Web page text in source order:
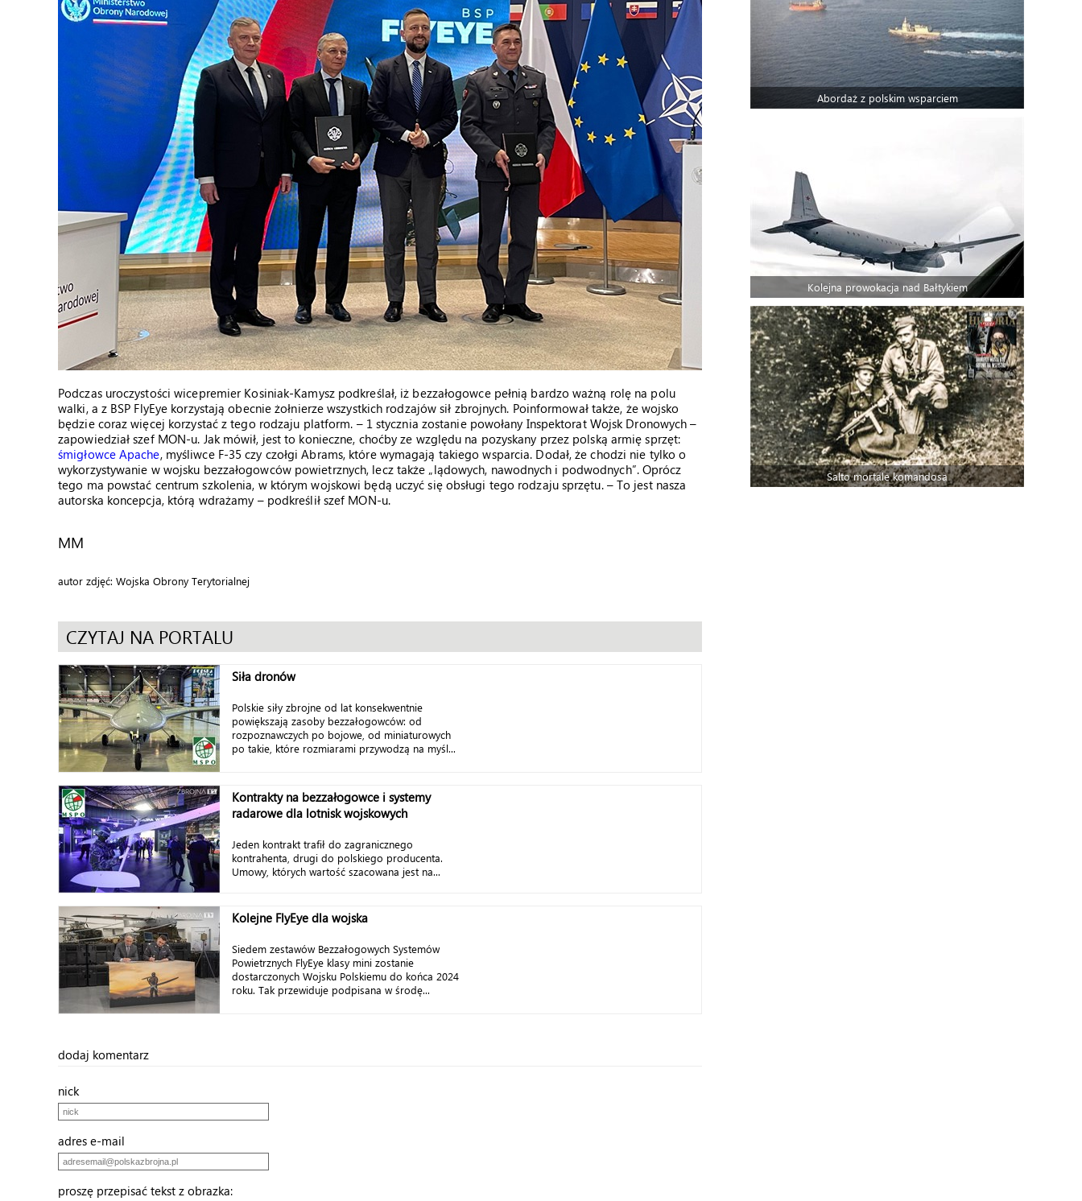
Podczas uroczystości wicepremier Kosiniak-Kamysz podkreślał, iż bezzałogowce pełnią bardzo ważną rolę na polu
walki, a z BSP FlyEye korzystają obecnie żołnierze wszystkich rodzajów sił zbrojnych. Poinformował także, że wojsko
będzie coraz więcej korzystać z tego rodzaju platform. – 1 stycznia zostanie powołany Inspektorat Wojsk Dronowych –
zapowiedział szef MON-u. Jak mówił, jest to konieczne, choćby ze względu na pozyskany przez polską armię sprzęt:
śmigłowce Apache, myśliwce F-35 czy czołgi Abrams, które wymagają takiego wsparcia. Dodał, że chodzi nie tylko o
wykorzystywanie w wojsku bezzałogowców powietrznych, lecz także „lądowych, nawodnych i podwodnych”. Oprócz
tego ma powstać centrum szkolenia, w którym wojskowi będą uczyć się obsługi tego rodzaju sprzętu. – To jest nasza
autorska koncepcja, którą wdrażamy – podkreślił szef MON-u.
MM
autor zdjęć: Wojska Obrony Terytorialnej
CZYTAJ NA PORTALU
Siła dronów
Polskie siły zbrojne od lat konsekwentnie
powiększają zasoby bezzałogowców: od
rozpoznawczych po bojowe, od miniaturowych
po takie, które rozmiarami przywodzą na myśl...
Kontrakty na bezzałogowce i systemy
radarowe dla lotnisk wojskowych
Jeden kontrakt trafił do zagranicznego
kontrahenta, drugi do polskiego producenta.
Umowy, których wartość szacowana jest na...
Kolejne FlyEye dla wojska
Siedem zestawów Bezzałogowych Systemów
Powietrznych FlyEye klasy mini zostanie
dostarczonych Wojsku Polskiemu do końca 2024
roku. Tak przewiduje podpisana w środę...
dodaj komentarz
nick
adres e-mail
proszę przepisać tekst z obrazka:
Abordaż z polskim wsparciem
Kolejna prowokacja nad Bałtykiem
Salto mortale komandosa